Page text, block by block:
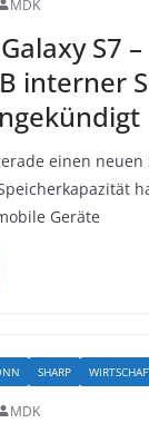
MDK
S7
interner
einen neuen
Geräte
SHARP
MDK